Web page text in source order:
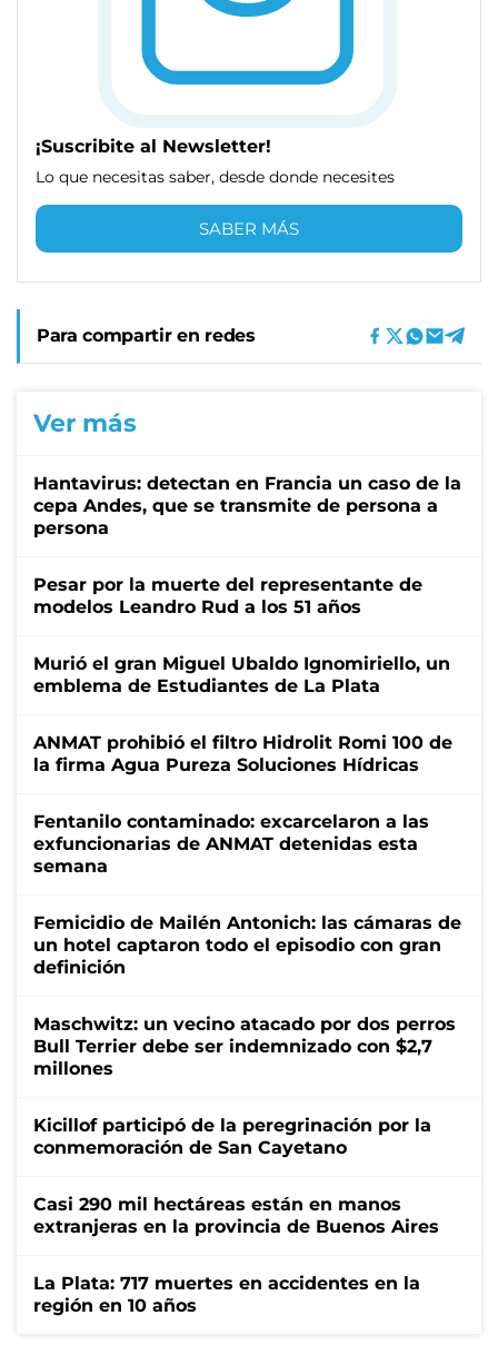
¡Suscribite al Newsletter!
Lo que necesitas saber, desde donde necesites
SABER MÁS
Para compartir en redes
Ver más
Hantavirus: detectan en Francia un caso de la
cepa Andes, que se transmite de persona a
persona
Pesar por la muerte del representante de
modelos Leandro Rud a los 51 años
Murió el gran Miguel Ubaldo Ignomiriello, un
emblema de Estudiantes de La Plata
ANMAT prohibió el filtro Hidrolit Romi 100 de
la firma Agua Pureza Soluciones Hídricas
Fentanilo contaminado: excarcelaron a las
exfuncionarias de ANMAT detenidas esta
semana
Femicidio de Mailén Antonich: las cámaras de
un hotel captaron todo el episodio con gran
definición
Maschwitz: un vecino atacado por dos perros
Bull Terrier debe ser indemnizado con $2,7
millones
Kicillof participó de la peregrinación por la
conmemoración de San Cayetano
Casi 290 mil hectáreas están en manos
extranjeras en la provincia de Buenos Aires
La Plata: 717 muertes en accidentes en la
región en 10 años